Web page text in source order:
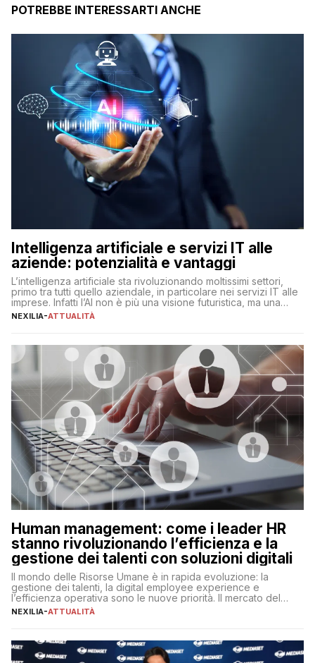
POTREBBE INTERESSARTI ANCHE
Intelligenza artificiale e servizi IT alle
aziende: potenzialità e vantaggi
L’intelligenza artificiale sta rivoluzionando moltissimi settori,
primo tra tutti quello aziendale, in particolare nei servizi IT alle
imprese. Infatti l’AI non è più una visione futuristica, ma una
realtà operativa che sta portando a un cambio significativo in
operazioni, bensì comporta […]
NEXILIA-ATTUALITÀ
Human management: come i leader HR
stanno rivoluzionando l’efficienza e la
gestione dei talenti con soluzioni digitali
Il mondo delle Risorse Umane è in rapida evoluzione: la
gestione dei talenti, la digital employee experience e
l’efficienza operativa sono le nuove priorità. Il mercato del
lavoro, d’altra parte, è sempre più competitivo con una lotta
NEXILIA-ATTUALITÀ